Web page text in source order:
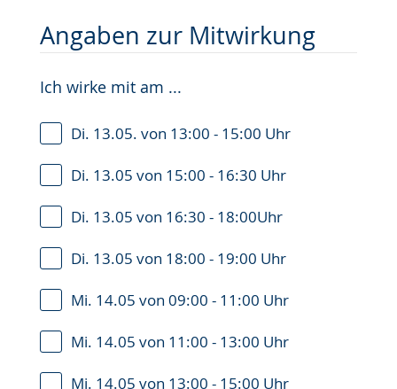
Angaben zur Mitwirkung
Ich wirke mit am ...
Di. 13.05. von 13:00 - 15:00 Uhr
Di. 13.05 von 15:00 - 16:30 Uhr
Di. 13.05 von 16:30 - 18:00Uhr
Di. 13.05 von 18:00 - 19:00 Uhr
Mi. 14.05 von 09:00 - 11:00 Uhr
Mi. 14.05 von 11:00 - 13:00 Uhr
Mi. 14.05 von 13:00 - 15:00 Uhr